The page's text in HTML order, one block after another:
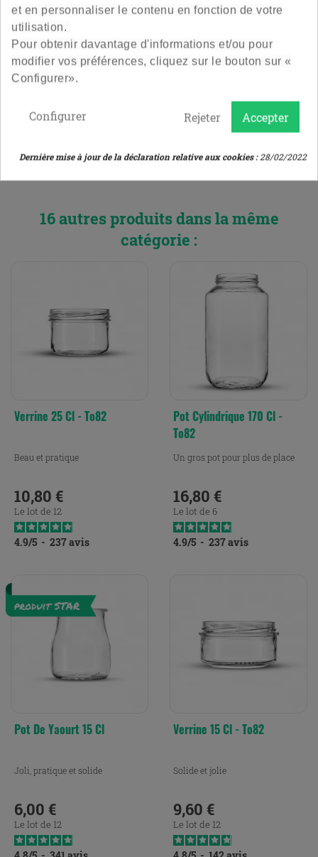
Couvercle Twist Off 110
Pasteurisable - Or
Couvercle Twist Off 70
Pasteurisable - Blanc
0,70 €
16 autres produits dans la même
catégorie :
Verrine 25 Cl - To82
Beau et pratique
Prix
10,80 €
Le lot de 12
4.9/5 - 237avis
Pot Cylindrique 170 Cl -
To82
Un gros pot pour plus de place
Prix
16,80 €
Le lot de 6
4.9/5 - 237avis
Pot De Yaourt 15 Cl
Joli, pratique et solide
Prix
6,00 €
Le lot de 12
Verrine 15 Cl - To82
Solide et jolie
Prix
9,60 €
Le lot de 12
et en personnaliser le contenu en fonction de votre
utilisation.
Pour obtenir davantage d'informations et/ou pour
modifier vos préférences, cliquez sur le bouton sur «
Configurer».
Accepter
Rejeter
Configurer
Dernière mise à jour de la déclaration relative aux cookies :28/02/2022